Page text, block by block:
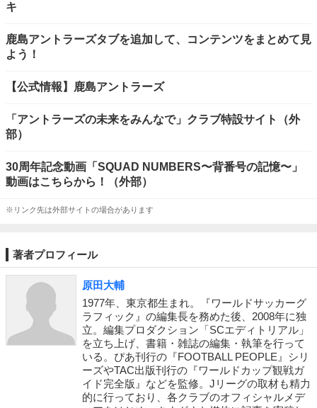
キ
鹿島アントラーズタブを追加して、コンテンツをまとめて見
よう！
【公式情報】鹿島アントラーズ
「アントラーズの未来をみんなで」クラブ特設サイト（外
部）
30周年記念動画「SQUAD NUMBERS〜背番号の記憶〜」
動画はこちらから！（外部）
※リンク先は外部サイトの場合があります
著者プロフィール
原田大輔
1977年、東京都生まれ。『ワールドサッカーグ
ラフィック』の編集長を務めた後、2008年に独
立。編集プロダクション「SCエディトリアル」
を立ち上げ、書籍・雑誌の編集・執筆を行って
いる。ぴあ刊行の『FOOTBALL PEOPLE』シリ
ーズやTAC出版刊行の『ワールドカップ観戦ガ
イド完全版』などを監修。Jリーグの取材も精力
的に行っており、各クラブのオフィシャルメデ